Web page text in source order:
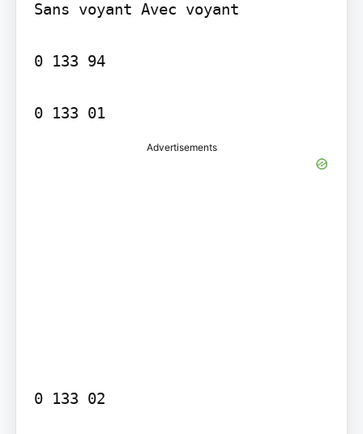
Sans voyant Avec voyant
0 133 94
0 133 01
Advertisements
0 133 02